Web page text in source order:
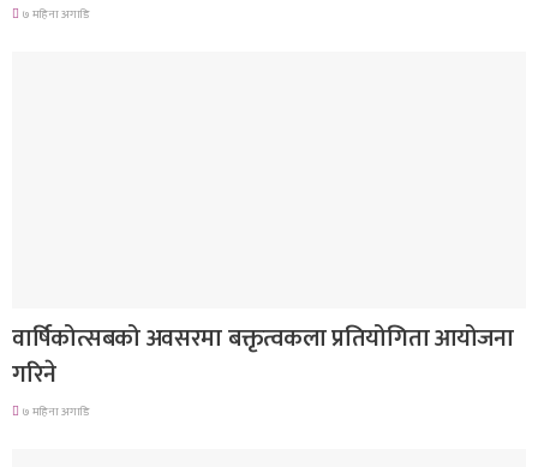
७ महिना अगाडि
वार्षिकोत्सबको अवसरमा बक्तृत्वकला प्रतियोगिता आयोजना
गरिने
७ महिना अगाडि